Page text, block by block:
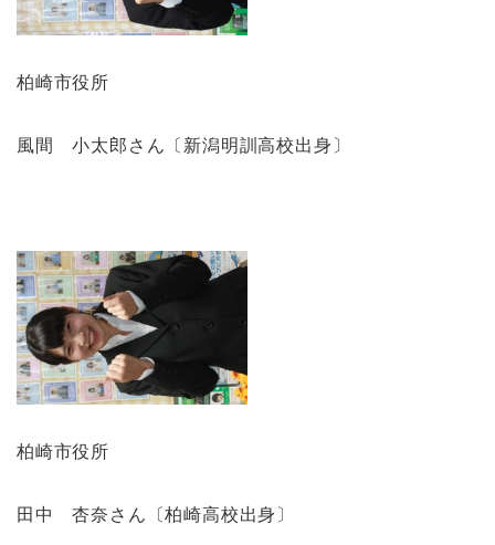
柏崎市役所
風間 小太郎さん〔新潟明訓高校出身〕
柏崎市役所
田中 杏奈さん〔柏崎高校出身〕